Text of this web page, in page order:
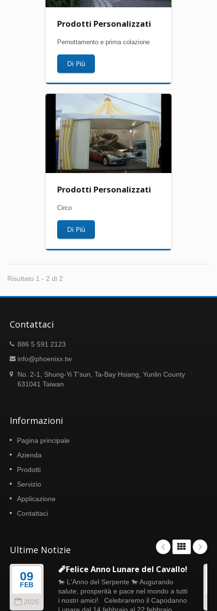
Prodotti Personalizzati
Pernottamento e prima colazione
Di Più
Prodotti Personalizzati
Circo
Di Più
Risultato 1 - 2 di 2
Contattaci
886 5 591 2123
info@phoenixx.tw
No. 2-1, Shung-Yi T'sun, Ta-Bay Hsiang, Yunlin County
631041 Taiwan
Informazioni
Pagina principale
Azienda
Prodotti
Servizio
Applicazione
Contattaci
Ultime Notizie
09
FEB
2026
🧨Felice Anno Lunare del Cavallo!
🐎 L'Anno del Serpente 🐎 Augurando
salute, prosperità e pace nel mondo a tutti
i nostri amici! Celebraremo il Capodanno